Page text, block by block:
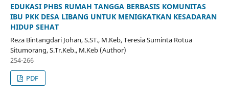
EDUKASI PHBS RUMAH TANGGA BERBASIS KOMUNITAS
IBU PKK DESA LIBANG UNTUK MENIGKATKAN KESADARAN
HIDUP SEHAT
Reza Bintangdari Johan, S.ST., M.Keb, Teresia Suminta Rotua
Situmorang, S.Tr.Keb., M.Keb (Author)
254-266
PDF